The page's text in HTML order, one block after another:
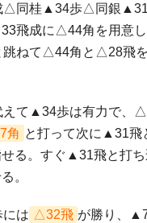
△同桂▲34歩△同銀
飛成に△44角を用意
ねて△44角と△28飛
えて▲34歩は有力で、
角 と打って次に▲31
せる。すぐ▲31飛と打
。
は △32飛 が勝り、